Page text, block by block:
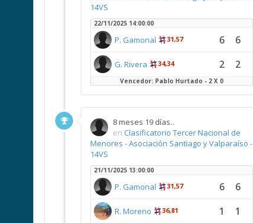
14VS
22/11/2025 14:00:00
P. Gamonal 31,57 6 6
G. Rivera 34,34 2 2
Vencedor: Pablo Hurtado - 2 X 0
8 meses 19 días..
en Clasificatorio Tercer Nacional de
Menores - Asociación Santiago y Valparaíso -
14VS
21/11/2025 13:00:00
P. Gamonal 31,57 6 6
R. Moreno 36,81 1 1